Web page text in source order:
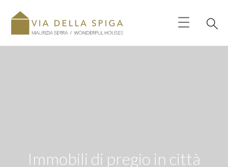
Immobili di pregio in città